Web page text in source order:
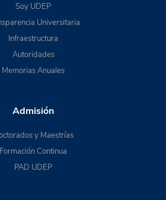
Soy UDEP
Universitaria
Infraestructura
Autoridades
Memorias Anuales
Admisión
y Maestrías
Formación Continua
PAD UDEP